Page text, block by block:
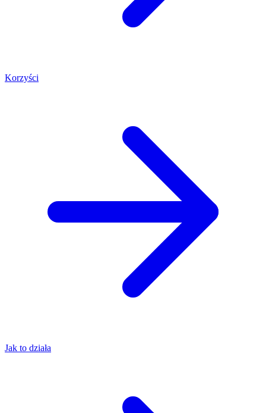
Korzyści
Jak to działa